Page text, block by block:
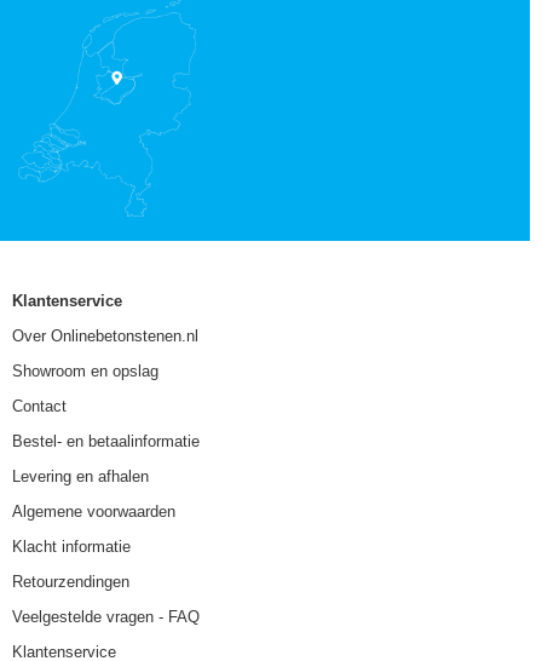
Klantenservice
Over Onlinebetonstenen.nl
Showroom en opslag
Contact
Bestel- en betaalinformatie
Levering en afhalen
Algemene voorwaarden
Klacht informatie
Retourzendingen
Veelgestelde vragen - FAQ
Klantenservice